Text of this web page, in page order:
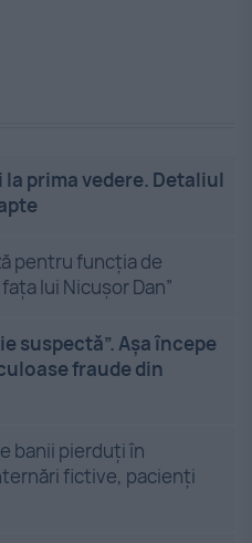
prima vedere. Detaliul
pentru funcția de
lui Nicușor Dan”
suspectă”. Așa începe
fraude din
banii pierduți în
fictive, pacienți